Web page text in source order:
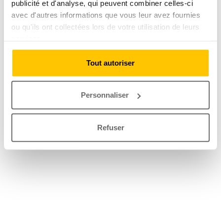
publicité et d'analyse, qui peuvent combiner celles-ci
avec d'autres informations que vous leur avez fournies
ou qu'ils ont collectées lors de votre utilisation de leurs
Tout autoriser
Personnaliser
Refuser